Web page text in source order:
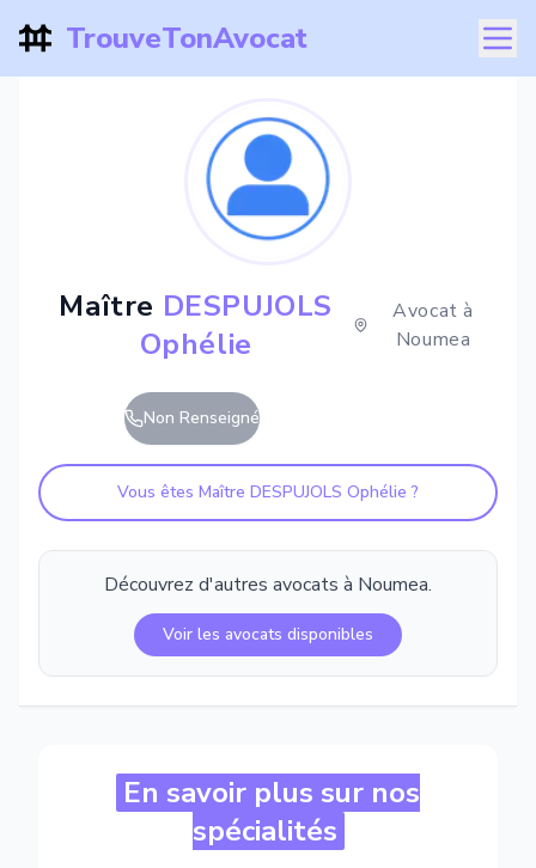
TrouveTonAvocat
Maître DESPUJOLS
Ophélie
Avocat à
Noumea
Non Renseigné
Vous êtes Maître DESPUJOLS Ophélie ?
Découvrez d'autres avocats à Noumea.
Voir les avocats disponibles
En savoir plus sur nos
spécialités